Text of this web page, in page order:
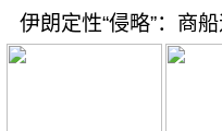
伊朗定性“侵略”：商